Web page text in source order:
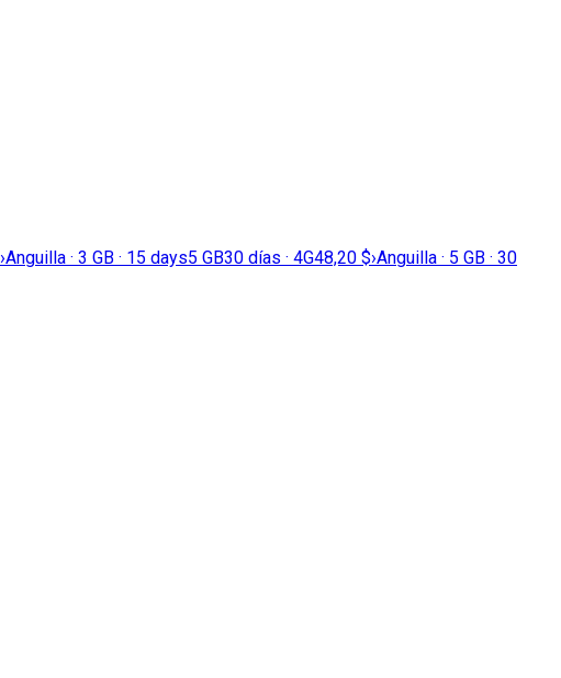
›Anguilla · 3 GB · 15 days5 GB30 días · 4G48,20 $›Anguilla · 5 GB · 30